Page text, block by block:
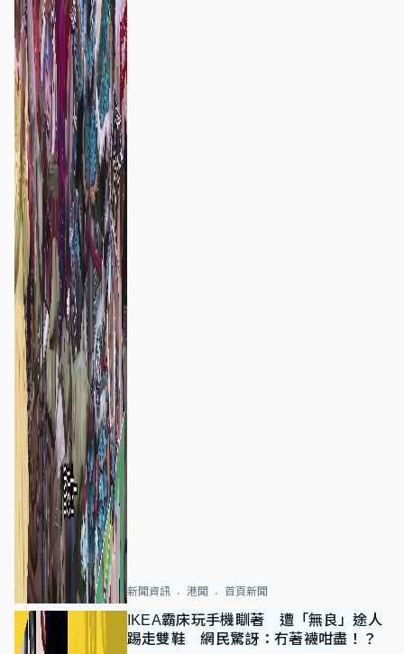
新聞資訊 港聞 首頁新聞
IKEA霸床玩手機瞓著 遭「無良」途人
踢走雙鞋 網民驚訝：冇著襪咁盡！？